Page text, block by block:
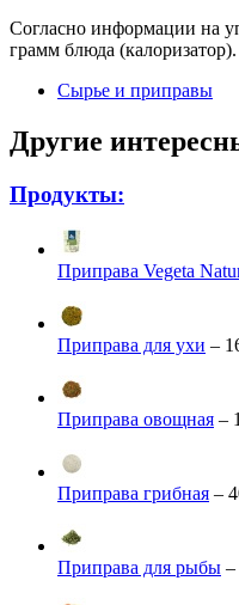
Согласно информации на
грамм блюда
Сырье и приправы
Другие
Продукты:
Приправа Vegeta
Приправа для ухи –
Приправа овощная –
Приправа грибная –
Приправа для рыбы –